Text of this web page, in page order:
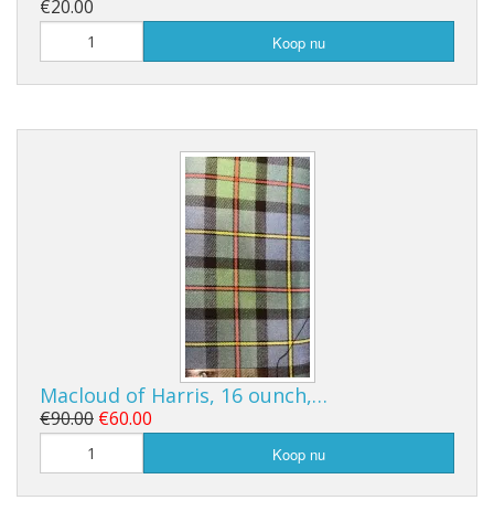
€20.00
Koop nu
Macloud of Harris, 16 ounch,…
€90.00 €60.00
Koop nu